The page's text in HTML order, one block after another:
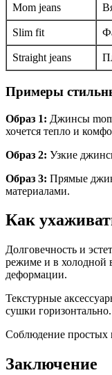
Mom jeans
Slim fit
Straight jeans
Примеры
Образ 1: Джинсы mom
хочется тепло и
Образ 2: Узкие
Образ 3: Прямые
материалами.
Как
Долговечность и
режиме и в холодной
деформации.
Текстурные
сушки
Соблюдение простых
Заключение